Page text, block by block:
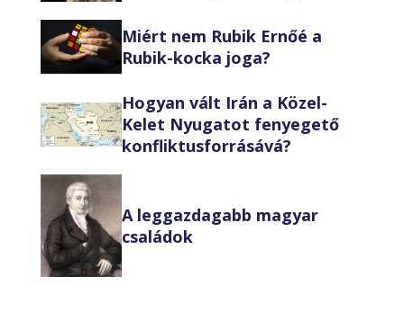
Miért nem Rubik Ernőé a
Rubik-kocka joga?
Hogyan vált Irán a Közel-
Kelet Nyugatot fenyegető
konfliktusforrásává?
A leggazdagabb magyar
családok